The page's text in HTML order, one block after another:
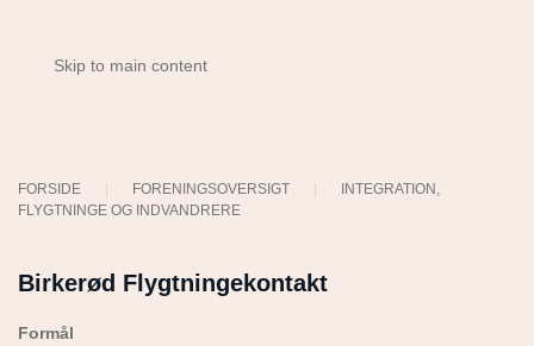
Skip to main content
FORSIDE FORENINGSOVERSIGT
INTEGRATION,
FLYGTNINGE OG INDVANDRERE
Birkerød Flygtningekontakt
Formål